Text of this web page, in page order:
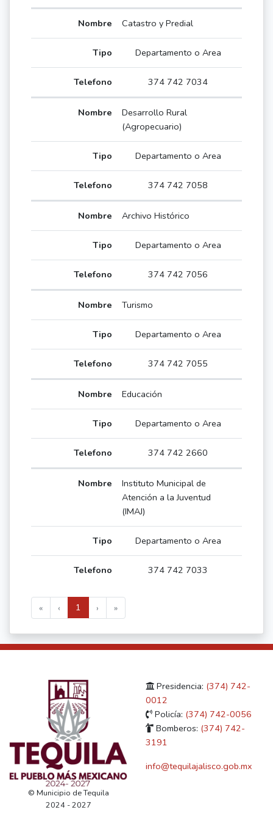
Catastro y Predial
Departamento o Area
374 742 7034
Desarrollo Rural
(Agropecuario)
Departamento o Area
374 742 7058
Archivo Histórico
Departamento o Area
374 742 7056
Turismo
Departamento o Area
374 742 7055
Educación
Departamento o Area
374 742 2660
Instituto Municipal de
Atención a la Juventud
(IMAJ)
Departamento o Area
374 742 7033
« ‹ 1 › »
© Municipio de Tequila
2024 - 2027
Presidencia: (374) 742-
0012
Policía: (374) 742-0056
Bomberos: (374) 742-
3191
info@tequilajalisco.gob.mx